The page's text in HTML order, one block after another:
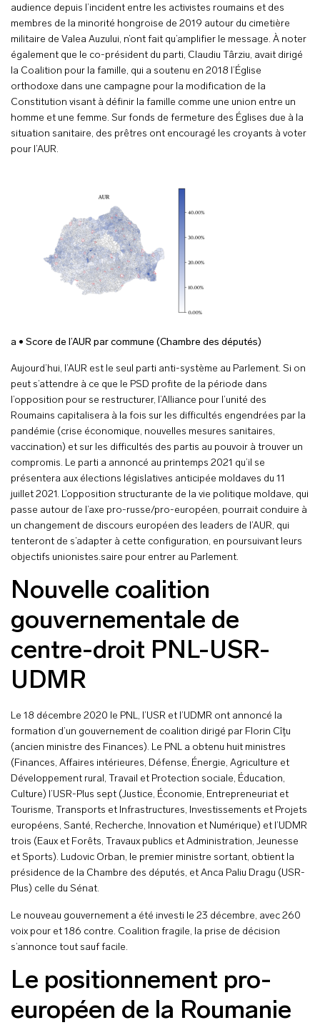
audience depuis l’incident entre les activistes roumains et des
membres de la minorité hongroise de 2019 autour du cimetière
militaire de Valea Auzului, n’ont fait qu’amplifier le message. À noter
également que le co-président du parti, Claudiu Târziu, avait dirigé
la Coalition pour la famille, qui a soutenu en 2018 l’Église
orthodoxe dans une campagne pour la modification de la
Constitution visant à définir la famille comme une union entre un
homme et une femme. Sur fonds de fermeture des Églises due à la
situation sanitaire, des prêtres ont encouragé les croyants à voter
pour l’AUR.
a • Score de l’AUR par commune (Chambre des députés)
Aujourd’hui, l’AUR est le seul parti anti-système au Parlement. Si on
peut s’attendre à ce que le PSD profite de la période dans
l’opposition pour se restructurer, l’Alliance pour l’unité des
Roumains capitalisera à la fois sur les difficultés engendrées par la
pandémie (crise économique, nouvelles mesures sanitaires,
vaccination) et sur les difficultés des partis au pouvoir à trouver un
compromis. Le parti a annoncé au printemps 2021 qu’il se
présentera aux élections législatives anticipée moldaves du 11
juillet 2021. L’opposition structurante de la vie politique moldave, qui
passe autour de l’axe pro-russe/pro-européen, pourrait conduire à
un changement de discours européen des leaders de l’AUR, qui
tenteront de s’adapter à cette configuration, en poursuivant leurs
objectifs unionistes.saire pour entrer au Parlement.
Nouvelle coalition
gouvernementale de
centre-droit PNL-USR-
UDMR
Le 18 décembre 2020 le PNL, l’USR et l’UDMR ont annoncé la
formation d’un gouvernement de coalition dirigé par Florin Cîţu
(ancien ministre des Finances). Le PNL a obtenu huit ministres
(Finances, Affaires intérieures, Défense, Énergie, Agriculture et
Développement rural, Travail et Protection sociale, Éducation,
Culture) l’USR-Plus sept (Justice, Économie, Entrepreneuriat et
Tourisme, Transports et Infrastructures, Investissements et Projets
européens, Santé, Recherche, Innovation et Numérique) et l’UDMR
trois (Eaux et Forêts, Travaux publics et Administration, Jeunesse
et Sports). Ludovic Orban, le premier ministre sortant, obtient la
présidence de la Chambre des députés, et Anca Paliu Dragu (USR-
Plus) celle du Sénat.
Le nouveau gouvernement a été investi le 23 décembre, avec 260
voix pour et 186 contre. Coalition fragile, la prise de décision
s’annonce tout sauf facile.
Le positionnement pro-
européen de la Roumanie